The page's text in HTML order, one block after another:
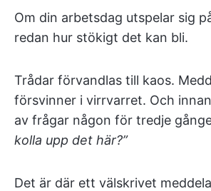
Om din arbetsdag utspelar sig
redan hur stökigt det kan bli.
Trådar förvandlas till kaos.
försvinner i virrvarret. Och
av frågar någon för tredje
kolla upp det här?”
Det är där ett välskrivet